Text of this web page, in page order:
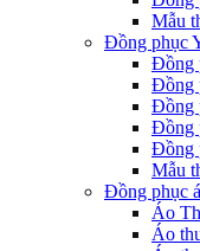
Mẫu
Đồng phục
Đồng
Đồng
Đồng
Đồng
Đồng
Mẫu
Đồng phục
Áo
Áo